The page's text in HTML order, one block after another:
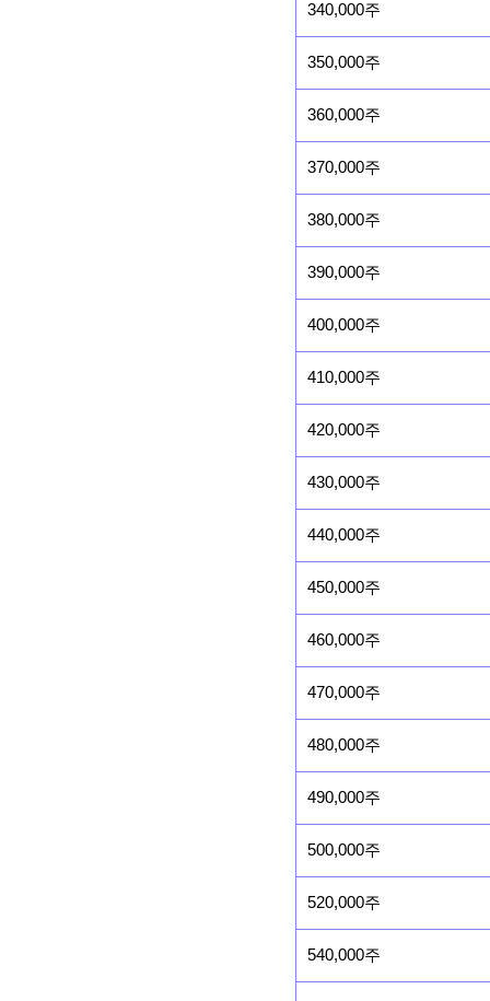
340,000주
350,000주
360,000주
370,000주
380,000주
390,000주
400,000주
410,000주
420,000주
430,000주
440,000주
450,000주
460,000주
470,000주
480,000주
490,000주
500,000주
520,000주
540,000주